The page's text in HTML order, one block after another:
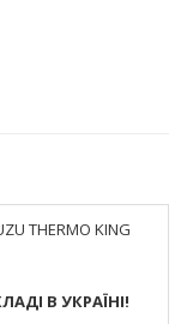
THERMO KING
В УКРАЇНІ!